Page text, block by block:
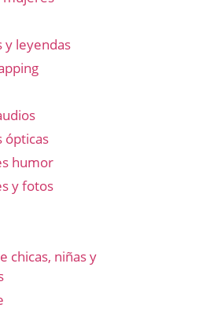
y leyendas
ópticas
humor
y fotos
chicas, niñas y